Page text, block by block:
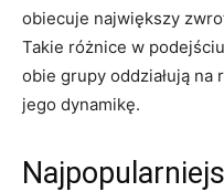
obiecuje największy
Takie różnice w
obie grupy oddziałują na
jego dynamikę.